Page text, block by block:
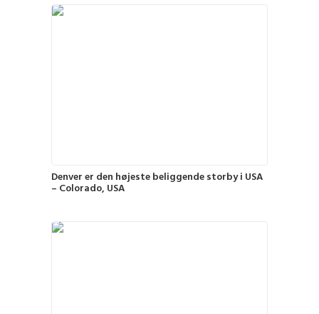
Denver er den højeste beliggende storby i USA
– Colorado, USA